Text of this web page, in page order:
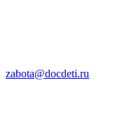
zabota@docdeti.ru